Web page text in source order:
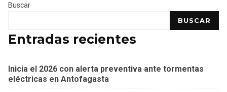
Buscar
BUSCAR
Entradas recientes
Inicia el 2026 con alerta preventiva ante tormentas
eléctricas en Antofagasta